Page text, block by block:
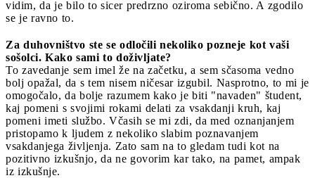
vidim, da je bilo to sicer predrzno oziroma sebično. A zgodilo
se je ravno to.
Za duhovništvo ste se odločili nekoliko pozneje kot vaši
sošolci. Kako sami to doživljate?
To zavedanje sem imel že na začetku, a sem sčasoma vedno
bolj opažal, da s tem nisem ničesar izgubil. Nasprotno, to mi je
omogočalo, da bolje razumem kako je biti "navaden" študent,
kaj pomeni s svojimi rokami delati za vsakdanji kruh, kaj
pomeni imeti službo. Včasih se mi zdi, da med oznanjanjem
pristopamo k ljudem z nekoliko slabim poznavanjem
vsakdanjega življenja. Zato sam na to gledam tudi kot na
pozitivno izkušnjo, da ne govorim kar tako, na pamet, ampak
iz izkušnje.